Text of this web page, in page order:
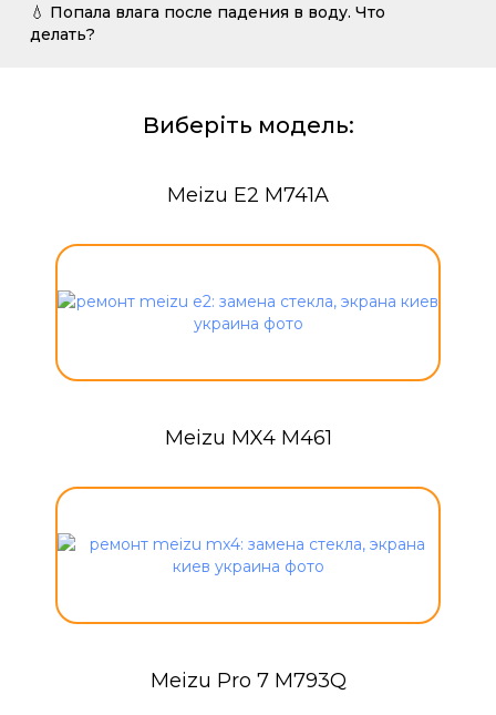
💧 Попала влага после падения в воду. Что
делать?
Виберіть модель:
Meizu E2 M741A
Meizu MX4 M461
Meizu Pro 7 M793Q